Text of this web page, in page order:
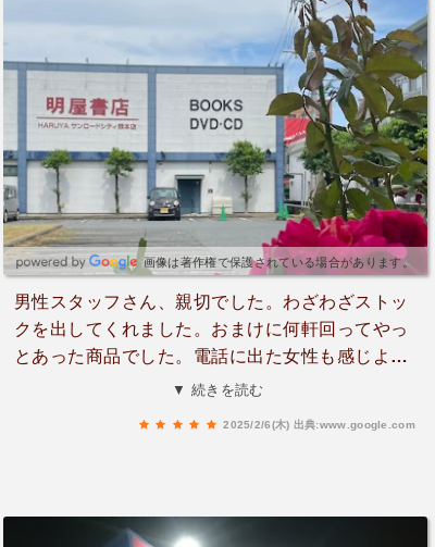
画像は著作権で保護されている場合があります。
男性スタッフさん、親切でした。わざわざストッ
クを出してくれました。おまけに何軒回ってやっ
とあった商品でした。電話に出た女性も感じよ
く、レジにいた女性の方もニコニコでした。また
▼ 続きを読む
2025/2/6(木) 出典:www.google.com